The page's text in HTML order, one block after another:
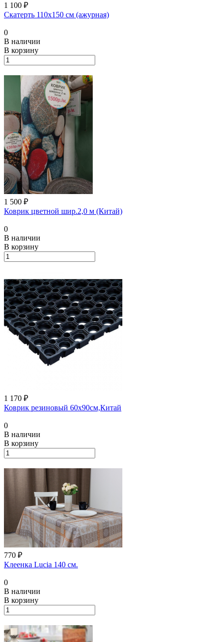
1 100 ₽
Скатерть 110х150 см (ажурная)
0
В наличии
В корзину
1 500 ₽
Коврик цветной шир.2,0 м (Китай)
0
В наличии
В корзину
1 170 ₽
Коврик резиновый 60х90см,Китай
0
В наличии
В корзину
770 ₽
Клеенка Lucia 140 см.
0
В наличии
В корзину